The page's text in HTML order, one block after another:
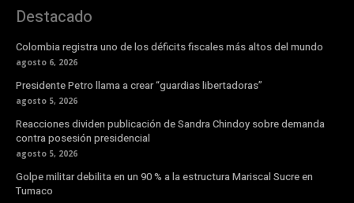
Destacado
Colombia registra uno de los déficits fiscales más altos del mundo
agosto 6, 2026
Presidente Petro llama a crear “guardias libertadoras”
agosto 5, 2026
Reacciones dividen publicación de Sandra Chindoy sobre demanda
contra posesión presidencial
agosto 5, 2026
Golpe militar debilita en un 90 % a la estructura Mariscal Sucre en
Tumaco